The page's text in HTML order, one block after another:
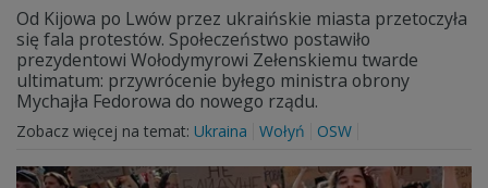
Od Kijowa po Lwów przez ukraińskie miasta przetoczyła
się fala protestów. Społeczeństwo postawiło
prezydentowi Wołodymyrowi Zełenskiemu twarde
ultimatum: przywrócenie byłego ministra obrony
Mychajła Fedorowa do nowego rządu.
Zobacz więcej na temat: Ukraina Wołyń OSW